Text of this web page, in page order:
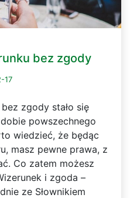
bez zgody
17
zgody stało się
powszechnego
wiedzieć, że będąc
masz pewne prawa, z
Co zatem możesz
i zgoda –
ze Słownikiem